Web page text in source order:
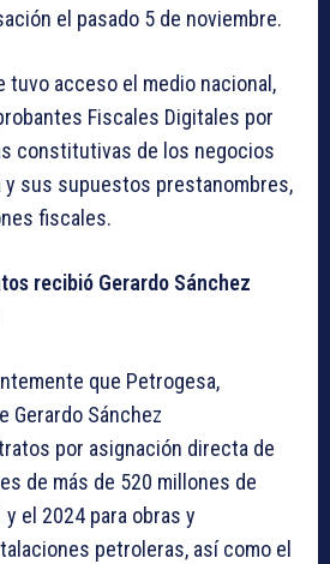
el pasado 5 de noviembre.
tuvo acceso el medio nacional,
Fiscales Digitales por
constitutivas de los negocios
y sus supuestos prestanombres,
fiscales.
recibió Gerardo Sánchez
que Petrogesa,
Gerardo Sánchez
por asignación directa de
de más de 520 millones de
el 2024 para obras y
petroleras, así como el